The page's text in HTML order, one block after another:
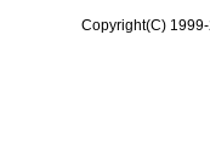
Copyright(C)